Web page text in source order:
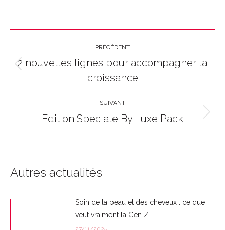
article
PRÉCÉDENT
précédent
2 nouvelles lignes pour accompagner la
croissance
SUIVANT
Article
Edition Speciale By Luxe Pack
Autres actualités
Soin de la peau et des cheveux : ce que
veut vraiment la Gen Z